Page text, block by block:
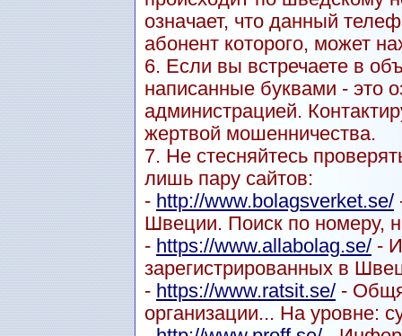
означает, что данный
абонент которого, может
6. Если вы встречаете в
написанные буквами - это
администрацией.
жертвой мошенничества.
7. Не стесняйтесь
лишь пару сайтов:
- http://www.bolagsverket.se/
Швеции. Поиск по номеру,
- https://www.allabolag.se/ -
зарегистрированных в
- https://www.ratsit.se/ -
организации... На уровне: